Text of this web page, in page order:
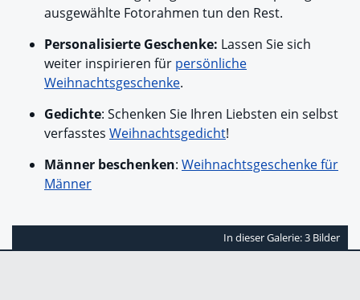
ausgewählte Fotorahmen tun den Rest.
Personalisierte Geschenke: Lassen Sie sich
weiter inspirieren für persönliche
Weihnachtsgeschenke.
Gedichte: Schenken Sie Ihren Liebsten ein selbst
verfasstes Weihnachtsgedicht!
Männer beschenken: Weihnachtsgeschenke für
Männer
In dieser Galerie: 3 Bilder